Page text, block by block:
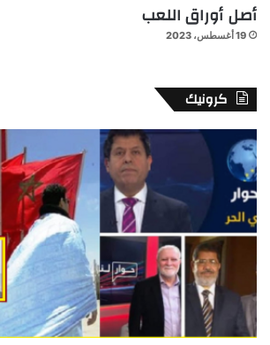
أصل أوراق اللعب
19 أغسطس، 2023
كرونيك